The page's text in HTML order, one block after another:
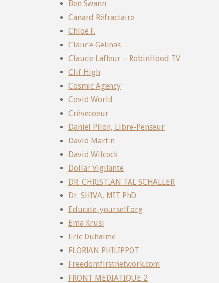
Ben Swann
Canard Réfractaire
Chloé F.
Claude Gelinas
Claude Lafleur – RobinHood TV
Clif High
Cosmic Agency
Covid World
Crèvecoeur
Daniel Pilon, Libre-Penseur
David Martin
David Wilcock
Dollar Vigilante
DR. CHRISTIAN TAL SCHALLER
Dr. SHIVA, MIT PhD
Educate-yourself.org
Ema Krusi
Eric Duhaime
FLORIAN PHILIPPOT
Freedomfirstnetwork.com
FRONT MEDIATIQUE 2